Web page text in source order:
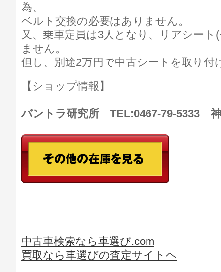
為、
ベルト交換の必要はありません。
又、乗車定員は3人となり、リアシー
ません。
但し、別途2万円で中古シートを取り付
【ショップ情報】
バントラ研究所 TEL:0467-79-5333 神
中古車検索なら車選び.com
買取なら車選びの査定サイトヘ